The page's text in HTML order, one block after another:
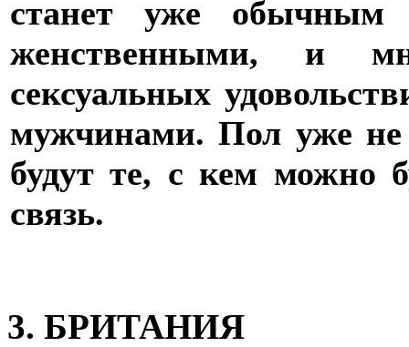
станет уже
женственными, и
сексуальных
мужчинами. Пол уже не
будут те, с кем можно
связь.
3. БРИТАНИЯ